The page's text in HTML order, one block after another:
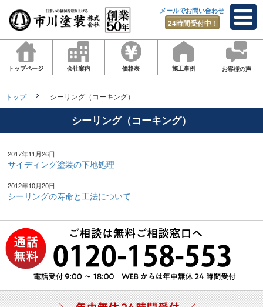
メールでお問い合わせ
24時間受付中！
トップページ 会社案内 価格表 施工事例 お客様の声
トップ シーリング（コーキング）
シーリング（コーキング）
2017年11月26日
サイディング塗装の下地処理
2012年10月20日
シーリングの寿命と工法について